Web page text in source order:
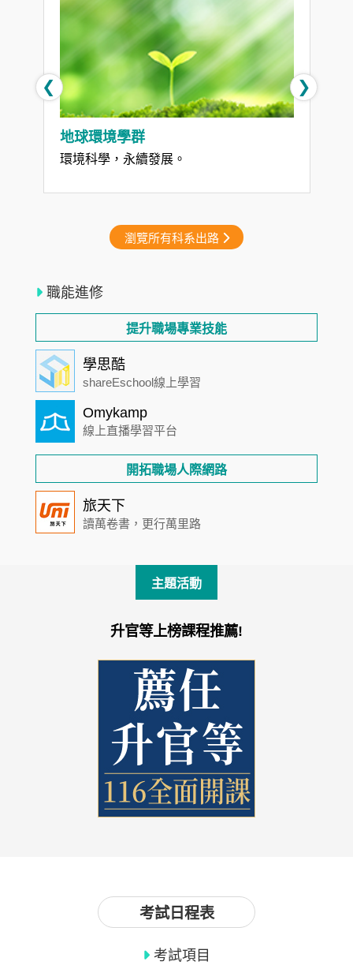
❮
地球環境學群
環境科學，永續發展。
❯
瀏覽所有科系出路
職能進修
提升職場專業技能
學思酷
shareEschool線上學習
Omykamp
線上直播學習平台
開拓職場人際網路
旅天下
讀萬卷書，更行萬里路
主題活動
升官等上榜課程推薦!
考試日程表
考試項目